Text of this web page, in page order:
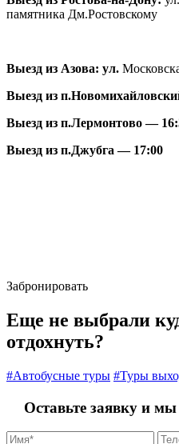
памятника Дм.Ростовскому
Выезд из Азова: ул.
Выезд из
Выезд из п.Лермонтово —
Выезд из п.Джубга — 17:00
Забронировать
Еще не выбрали
отдохнуть?
#Автобусные туры #Туры
Оставьте заявку и